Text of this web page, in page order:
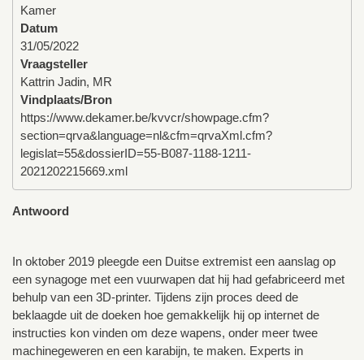
Kamer
Datum
31/05/2022
Vraagsteller
Kattrin Jadin, MR
Vindplaats/Bron
https://www.dekamer.be/kvvcr/showpage.cfm?
section=qrva&language=nl&cfm=qrvaXml.cfm?
legislat=55&dossierID=55-B087-1188-1211-
2021202215669.xml
Antwoord
In oktober 2019 pleegde een Duitse extremist een aanslag op
een synagoge met een vuurwapen dat hij had gefabriceerd met
behulp van een 3D-printer. Tijdens zijn proces deed de
beklaagde uit de doeken hoe gemakkelijk hij op internet de
instructies kon vinden om deze wapens, onder meer twee
machinegeweren en een karabijn, te maken. Experts in